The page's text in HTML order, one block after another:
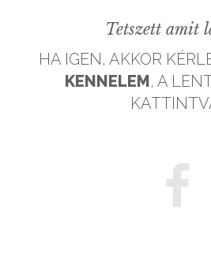
Tetszett amit
HA IGEN, AKKOR
KENNELEM, A